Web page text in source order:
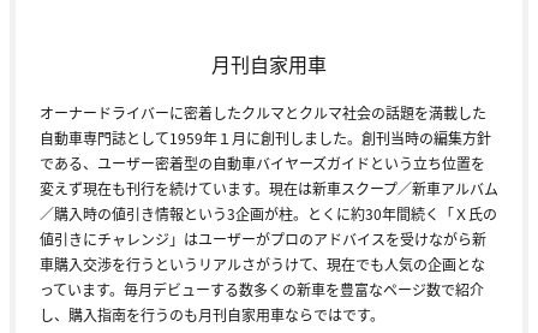
月刊自家用車
オーナードライバーに密着したクルマとクルマ社会の話題を満載した
自動車専門誌として1959年１月に創刊しました。創刊当時の編集方針
である、ユーザー密着型の自動車バイヤーズガイドという立ち位置を
変えず現在も刊行を続けています。現在は新車スクープ／新車アルバム
／購入時の値引き情報という3企画が柱。とくに約30年間続く「Ｘ氏の
値引きにチャレンジ」はユーザーがプロのアドバイスを受けながら新
車購入交渉を行うというリアルさがうけて、現在でも人気の企画とな
っています。毎月デビューする数多くの新車を豊富なページ数で紹介
し、購入指南を行うのも月刊自家用車ならではです。